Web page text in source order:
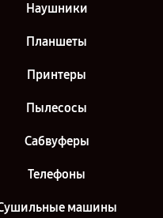
Наушники
Планшеты
Принтеры
Пылесосы
Сабвуферы
Телефоны
машины